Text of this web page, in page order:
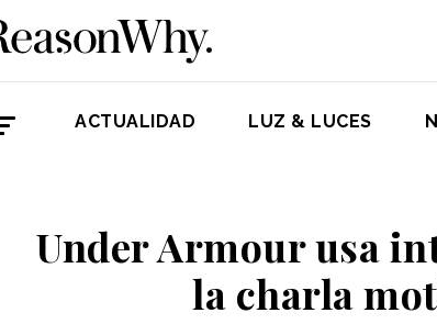
ACTUALIDAD LUZ & LUCES
Under Armour usa
la charla